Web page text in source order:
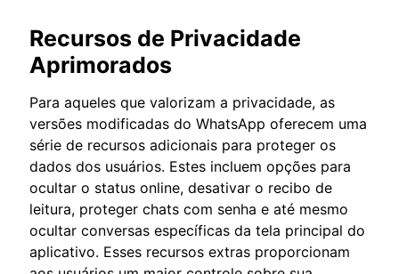
Recursos de Privacidade
Aprimorados
Para aqueles que valorizam a privacidade, as
versões modificadas do WhatsApp oferecem uma
série de recursos adicionais para proteger os
dados dos usuários. Estes incluem opções para
ocultar o status online, desativar o recibo de
leitura, proteger chats com senha e até mesmo
ocultar conversas específicas da tela principal do
aplicativo. Esses recursos extras proporcionam